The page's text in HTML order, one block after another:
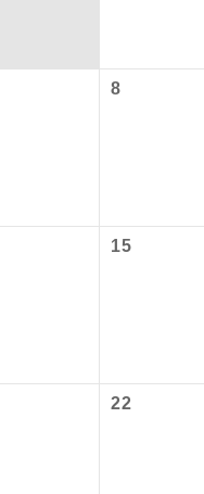
8
15
22
ません。別途お支払い
駅）から復路到着空港（
務し、車内での観光案